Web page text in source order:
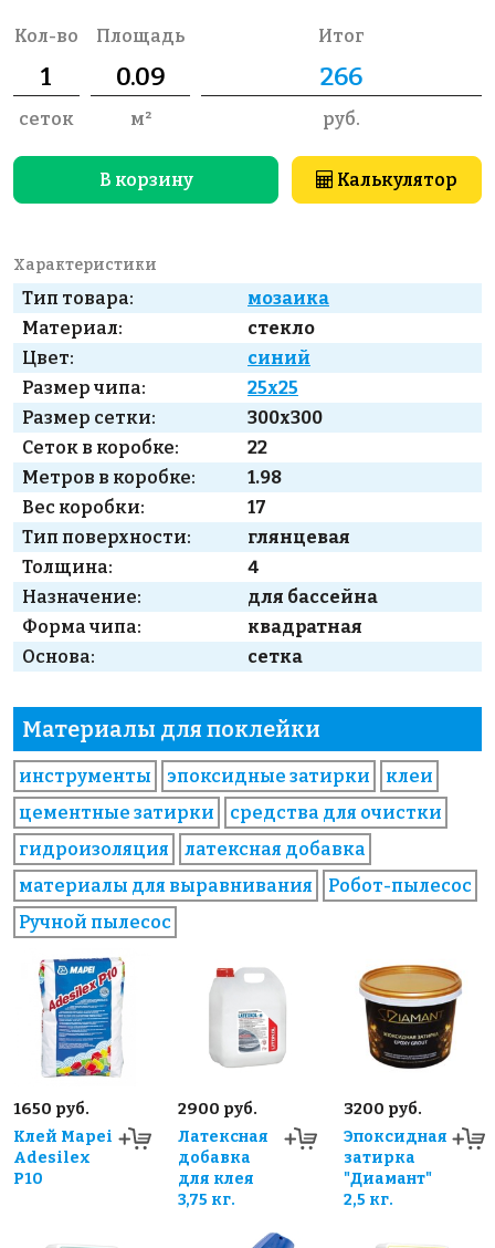
Кол-во
сеток
Площадь
м²
Итог
руб.
В корзину Калькулятор
Характеристики
Тип товара:
мозаика
Материал:
стекло
Цвет:
синий
Размер чипа:
25x25
Размер сетки:
300x300
Сеток в коробке:
22
Метров в коробке:
1.98
Вес коробки:
17
Тип поверхности:
глянцевая
Толщина:
4
Назначение:
для бассейна
Форма чипа:
квадратная
Основа:
сетка
Материалы для поклейки
инструменты эпоксидные затирки
клеи
цементные затирки
средства для очистки
гидроизоляция
латексная добавка
материалы для выравнивания
Робот-пылесос
Ручной пылесос
1650 руб.
Клей Mapei
Adesilex
P10
2900 руб.
Латексная
добавка
для клея
3,75 кг.
3200 руб.
Эпоксидная
затирка
"Диамант"
2,5 кг.